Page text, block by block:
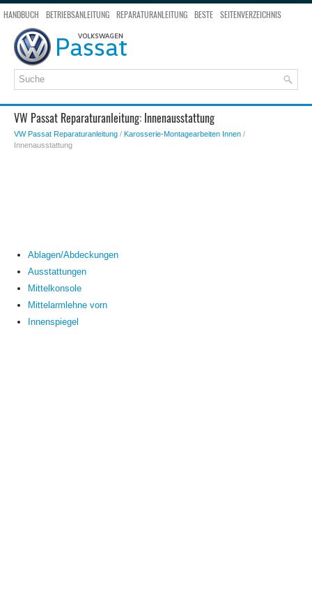
HANDBUCH BETRIEBSANLEITUNG REPARATURANLEITUNG BESTE
SEITENVERZEICHNIS
SEITENSUCHE
VW Passat Reparaturanleitung: Innenausstattung
VW Passat Reparaturanleitung / Karosserie-Montagearbeiten Innen /
Innenausstattung
Ablagen/Abdeckungen
Ausstattungen
Mittelkonsole
Mittelarmlehne vorn
Innenspiegel